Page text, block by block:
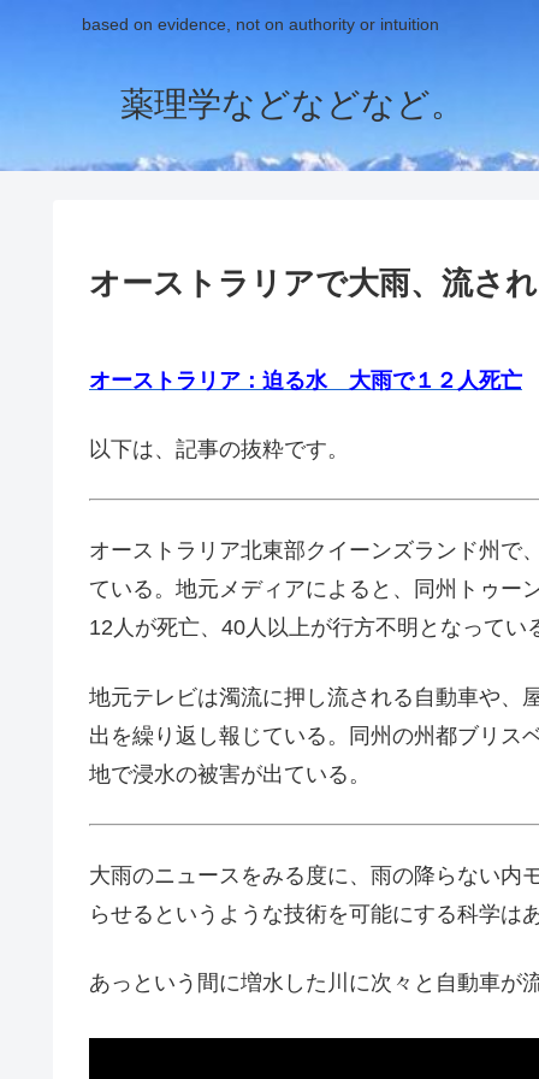
based on evidence, not on authority or intuition
薬理学などなどなど。
オーストラリアで大雨、流さ
オーストラリア：迫る水 大雨で１２人死亡
以下は、記事の抜粋です。
オーストラリア北東部クイーンズランド州で
ている。地元メディアによると、同州トゥー
12人が死亡、40人以上が行方不明となってい
地元テレビは濁流に押し流される自動車や、
出を繰り返し報じている。同州の州都ブリス
地で浸水の被害が出ている。
大雨のニュースをみる度に、雨の降らない内
らせるというような技術を可能にする科学は
あっという間に増水した川に次々と自動車が